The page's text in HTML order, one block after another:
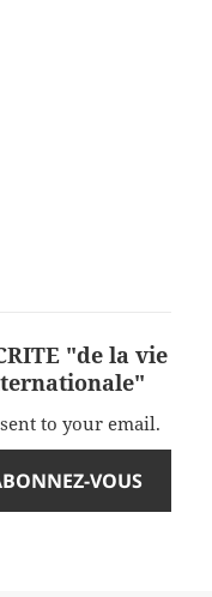
"de la vie
to your email.
VOUS